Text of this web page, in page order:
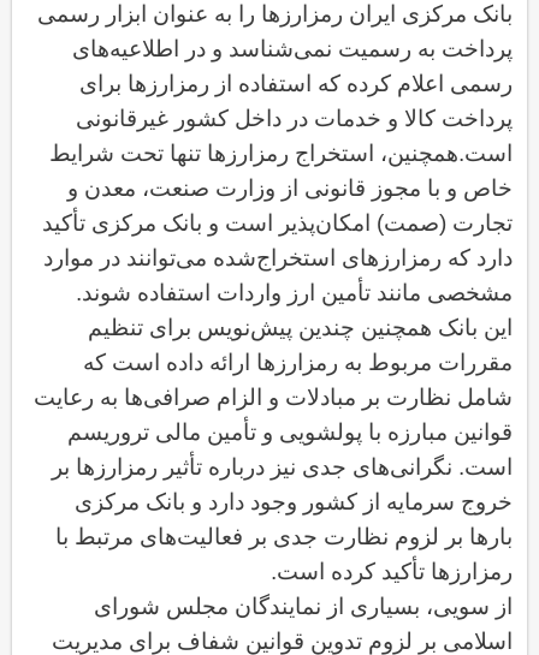
بانک مرکزی ایران رمزارزها را به عنوان ابزار رسمی
پرداخت به رسمیت نمی‌شناسد و در اطلاعیه‌های
رسمی اعلام کرده که استفاده از رمزارزها برای
پرداخت کالا و خدمات در داخل کشور غیرقانونی
است.همچنین، استخراج رمزارزها تنها تحت شرایط
خاص و با مجوز قانونی از وزارت صنعت، معدن و
تجارت (صمت) امکان‌پذیر است و بانک مرکزی تأکید
دارد که رمزارزهای استخراج‌شده می‌توانند در موارد
مشخصی مانند تأمین ارز واردات استفاده شوند.
این بانک همچنین چندین پیش‌نویس برای تنظیم
مقررات مربوط به رمزارزها ارائه داده است که
شامل نظارت بر مبادلات و الزام صرافی‌ها به رعایت
قوانین مبارزه با پولشویی و تأمین مالی تروریسم
است. نگرانی‌های جدی نیز درباره تأثیر رمزارزها بر
خروج سرمایه از کشور وجود دارد و بانک مرکزی
بارها بر لزوم نظارت جدی بر فعالیت‌های مرتبط با
رمزارزها تأکید کرده است.
از سویی، بسیاری از نمایندگان مجلس شورای
اسلامی بر لزوم تدوین قوانین شفاف برای مدیریت